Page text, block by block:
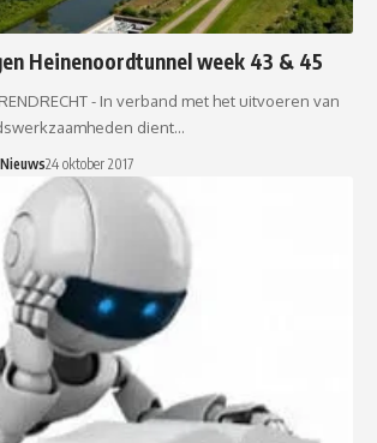
Heinenoordtunnel week 43 & 45
- In verband met het uitvoeren van
dient…
24 oktober 2017